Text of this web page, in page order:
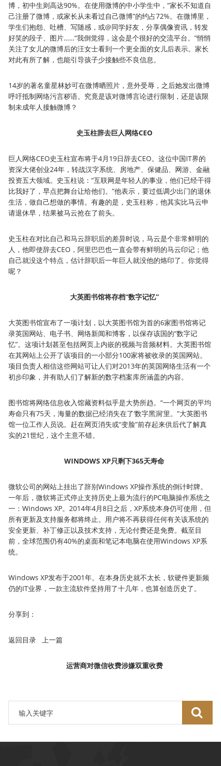
博，初中生则高达90%。在使用微博的中小学生中，“家长不知道自
己注册了微博，或家长从未看过自己微博”的约占72%。在微博里，
学生们抱怨、吐槽、写随感，或@同学好友，分享偶像资讯，转发
好笑的段子、图片……“我倒觉得，这会是个很好的交流平台。”悄悄
关注了女儿的微博后的汪女士看到一个更全面的女儿后表示。家长
对此有所了解，也能引导孩子少接触些不良信息。
14岁的著名童星林妙可在微博晒照片，意外受辱，之后她发出微博
呼吁抵制网络污言秽语。究竟是该对微博言论进行限制，还是该限
制未成年人接触微博？
史玉柱辞去巨人网络CEO
巨人网络CEO史玉柱宣布将于4月19日辞去CEO。这位中国IT界的
资深大佬创业24年，转战汉字系统、房地产、保健品、网游、金融
投资五大领域。史玉柱说：“互联网是年轻人的事业，他们已经干得
比我好了，早点把舞台让给他们。”他表示，要过低调少出门的退休
生活，做自己想做的事情。有趣的是，史玉柱称，他其实比马云申
请退休早，结果被马云抢在了前头。
史玉柱在对比自己和马云辞职后的差异时说，马云是个非常鲜明的
人，他即使辞去CEO，阿里巴巴也一直会带有鲜明的马云印记；他
自己就没这个特点，估计辞职后一年巨人就没他的烙印了。你觉得
呢？
大英图书馆将存档“数字记忆”
大英图书馆宣布了一项计划，以大英图书馆为首的6家图书馆将记
录英国网站、电子书、网络新闻和博客，以保存该国的“数字记
忆”。这项计划甚至包括网页上内嵌的视频与音频材料。大英图书馆
在其网站上公开了该项目的一小部分100家将被收录的英国网站。
项目负责人相信这些网站可让人们对2013年的英国网络生活有一个
初步印象，并有助人们了解新的数字档案库所涵盖的内容。
图书馆将网络信息收入馆藏资料似乎是大势所趋。“一个网页的平均
寿命只有75天，海量的数据已经消失在了‘数字黑洞’里。”大英图书
馆一位工作人员说。赶在网页消失或“变脸”前存起来供后代了解真
实的21世纪，这个主意不错。
WINDOWS XP只剩下365天寿命
微软公司的网站上挂出了辞别Windows XP操作系统的倒计时牌。
一年后，微软将正式停止支持历史上最为流行的PC电脑操作系统之
一：Windows XP。2014年4月8日之后，XP系统本身仍可使用，但
所有更新及支持服务都将终止。用户将不再获得任何有关该系统的
安全更新、补丁修正以及技术支持，无论付费还是免费。截至目
前，全球范围仍有40%的桌面和笔记本电脑在使用Windows XP系
统。
Windows XP发布于2001年。在本身历史就不太长，软硬件更新频
仍的IT业界，一款主流软件坚持用了十几年，也算创造历史了。
分享到：
返回目录 上一篇
运营商对微信收费涉嫌双重收费